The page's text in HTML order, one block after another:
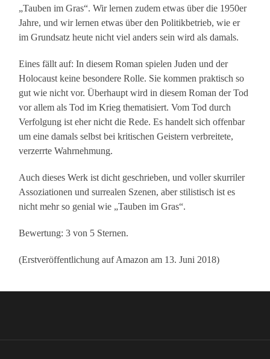
„Tauben im Gras“. Wir lernen zudem etwas über die 1950er
Jahre, und wir lernen etwas über den Politikbetrieb, wie er
im Grundsatz heute nicht viel anders sein wird als damals.
Eines fällt auf: In diesem Roman spielen Juden und der
Holocaust keine besondere Rolle. Sie kommen praktisch so
gut wie nicht vor. Überhaupt wird in diesem Roman der Tod
vor allem als Tod im Krieg thematisiert. Vom Tod durch
Verfolgung ist eher nicht die Rede. Es handelt sich offenbar
um eine damals selbst bei kritischen Geistern verbreitete,
verzerrte Wahrnehmung.
Auch dieses Werk ist dicht geschrieben, und voller skurriler
Assoziationen und surrealen Szenen, aber stilistisch ist es
nicht mehr so genial wie „Tauben im Gras“.
Bewertung: 3 von 5 Sternen.
(Erstveröffentlichung auf Amazon am 13. Juni 2018)